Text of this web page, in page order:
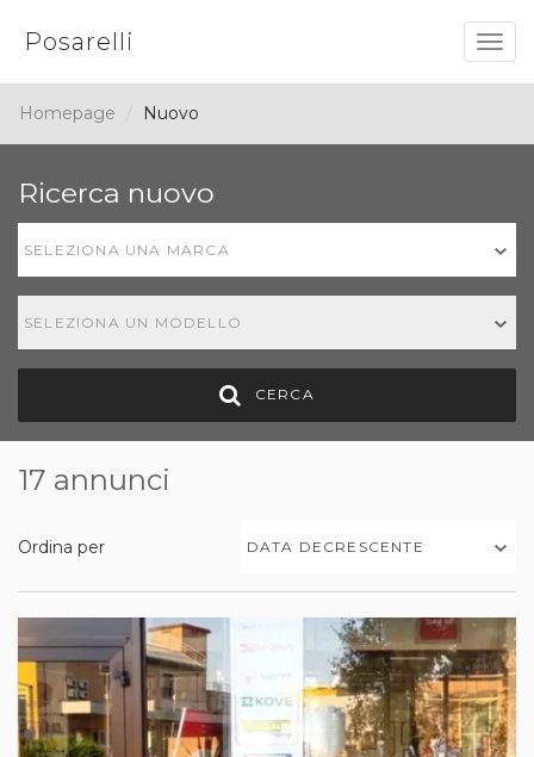
Posarelli
Homepage Nuovo
Ricerca nuovo
SELEZIONA UNA MARCA
SELEZIONA UN MODELLO
CERCA
17 annunci
Ordina per DATA DECRESCENTE